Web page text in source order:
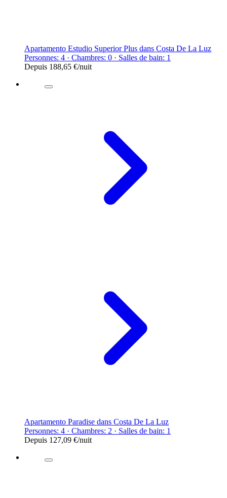
Apartamento Estudio Superior Plus dans Costa De La Luz
Personnes: 4 · Chambres: 0 · Salles de bain: 1
Depuis 188,65 €/nuit
Apartamento Paradise dans Costa De La Luz
Personnes: 4 · Chambres: 2 · Salles de bain: 1
Depuis 127,09 €/nuit